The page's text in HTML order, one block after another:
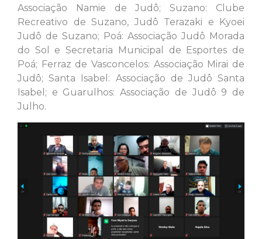
Associação Namie de Judô; Suzano: Clube
Recreativo de Suzano, Judô Terazaki e Kyoei
Judô de Suzano; Poá: Associação Judô Morada
do Sol e Secretaria Municipal de Esportes de
Poá; Ferraz de Vasconcelos: Associação Mirai de
Judô; Santa Isabel: Associação de Judô Santa
Isabel; e Guarulhos: Associação de Judô 9 de
Julho.